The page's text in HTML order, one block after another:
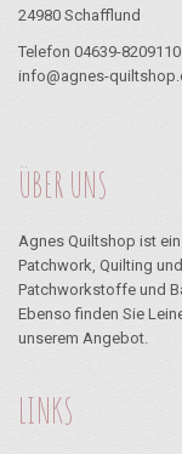
24980 Schafflund
Telefon 04639-8209110
info@agnes-
ÜBER UNS
Agnes Quiltshop ist
Patchwork, Quilting
Patchworkstoffe und
Ebenso finden Sie
unserem Angebot.
LINKS